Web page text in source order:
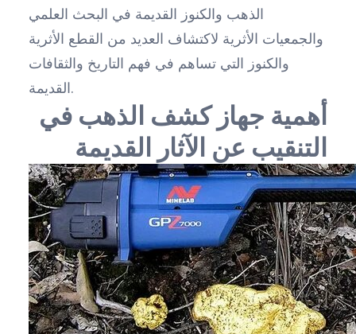
الذهب والكنوز القديمة في البحث العلمي
والجمعيات الأثرية لاكتشاف العديد من القطع الأثرية
والكنوز التي تساهم في فهم التاريخ والثقافات
القديمة.
أهمية جهاز كشف الذهب في
التنقيب عن الآثار القديمة